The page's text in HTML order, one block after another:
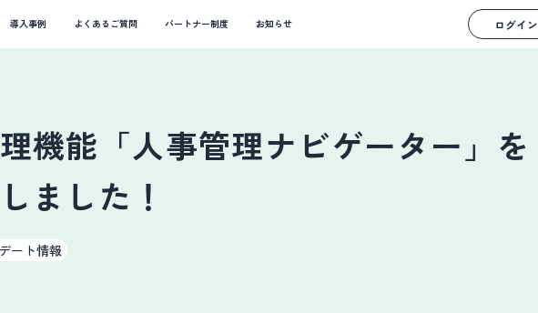
導入事例 よくあるご質問 パートナー制度 お知らせ ログイン
機能「人事管理ナビゲーター」を
ました！
ート情報